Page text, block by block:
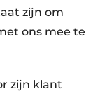
zijn om
ons mee te
zijn klant